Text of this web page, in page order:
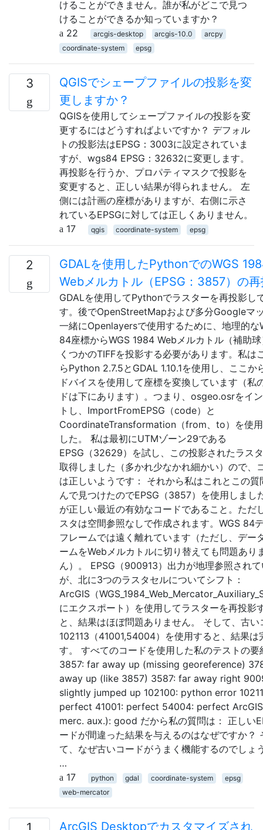
けることができません。誰が私がどこで見つ
けることができるか知っていますか？
22
arcgis-desktop arcgis-10.0
arcpy
coordinate-system
epsg
3
QGISでシェープファイルの投影を変
更しますか？
QGISを使用してシェープファイルの投影を変
更するにはどうすればよいですか？ デフォル
トの投影法はEPSG：3003に設定されていま
すが、wgs84 EPSG：32632に変更します。
再投影を行うか、プロパティマスクで投影を
変更すると、正しい結果が得られません。 左
側には計画の座標がありますが、右側に示さ
れているEPSGに対しては正しくありません。
17
qgis coordinate-system epsg
2
GDALを使用したPythonでのWGS
Webメルカトル（EPSG：3857）の
GDALを使用してPythonでラスターを再投影し
す。後でOpenStreetMapおよび多分Googleマ
一緒にOpenlayersで使用するために、地理的な
84座標からWGS 1984 Webメルカトル（補助
くつかのTIFFを投影する必要があります。私は
らPython 2.7.5とGDAL 1.10.1を使用し、ここか
ドバイスを使用して座標を変換しています（私
ドは下にあります）。つまり、osgeo.osrをイ
トし、ImportFromEPSG（code）と
CoordinateTransformation（from、to）を使
した。 私は最初にUTMゾーン29である
EPSG（32629）を試し、この投影されたラス
取得しました（多かれ少なかれ細かい）ので、
は正しいようです： それから私はこれとこの質
んで見つけたのでEPSG（3857）を使用しまし
が正しい最近の有効なコードであること。ただ
スタは空間参照なしで作成されます。WGS 84
フレームでは遠く離れています（ただし、デー
ームをWebメルカトルに切り替えても問題あり
ん）。 EPSG（900913）出力が地理参照され
が、北に3つのラスタセルについてシフト：
ArcGIS（
にエクスポート）を使用してラスターを再投影
と、結果はほぼ問題ありません。 そして、古い
102113（41001,54004）を使用すると、結果は
す。 すべてのコードを使用した私のテストの要
3857: far away up (missing georeference)
away up (like 3857) 3587: far away right
slightly jumped up 102100: python error
perfect 41001: perfect 54004: perfect
merc. aux.): good だから私の質問は： 正しい
ードが間違った結果を与えるのはなぜですか？
て、なぜ古いコードがうまく機能するのでしょ
…
17
python gdal coordinate-system
epsg
web-mercator
ArcGIS Desktopでカスタマイズされ